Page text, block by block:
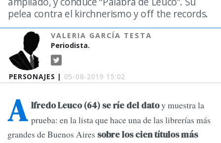
PERSONAJES | 05-08-2019 15:02
pelea contra el kirchnerismo y off the records.
VALERIA GARCÍA TESTA
Periodista.
A lfredo Leuco (64) se ríe del datoy muestra la
prueba: en la lista que hace una de las librerías más
grandes de Buenos Aires sobre los cien títulos más